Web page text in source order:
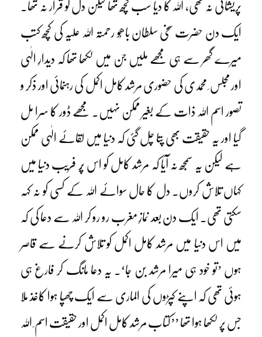
پریشانی نہ تھی، اللہ کا دیا سب کچھ تھا لیکن دل کو قرار نہ تھا۔
ایک دن حضرت سخی سلطان باھُو رحمتہ اللہ علیہ کی کچھ کتب
میرے گھر سے ہی مجھے ملیں جن میں لکھا تھا کہ دیدارِ الٰہی
اور مجلس ِ محمدی کی حضوری مرشد کامل اکمل کی رہنمائی اور ذکر و
تصور اسم اللہ ذات کے بغیر ممکن نہیں۔ مجھے ڈور کا سرا مل
گیا اور یہ حقیقت بھی پتا چل گئی کہ دنیا میں لقائے الٰہی ممکن
ہے لیکن یہ سمجھ نہ آیا کہ مرشد کامل کو اس پُر فریب دنیا میں
کہاں تلاش کروں۔ دل کا حال سوائے اللہ کے کسی کو نہ کہہ
سکتی تھی۔ ایک دن بعد نمازِ مغرب رو رو کر اللہ سے دعا کی کہ
میں اس دنیا میں مرشد کامل اکمل کو تلاش کرنے سے قاصر
ہوں ’تو خود ہی میرا مرشد بن جا‘۔ یہ دعا مانگ کر فارغ ہی
ہوئی تھی کہ اپنے کپڑوں کی الماری سے ایک چھَپا ہوا کاغذ ملا
جس پر لکھا ہوا تھا ’’کتاب مرشد کامل اکمل اور حقیقت اسم ِ اللہ